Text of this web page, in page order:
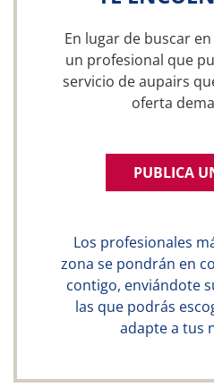
En lugar de buscar
un profesional que
servicio de aupairs
oferta
PUBLICA
Los profesionales
zona se pondrán en
contigo, enviándote
las que podrás
adapte a tus